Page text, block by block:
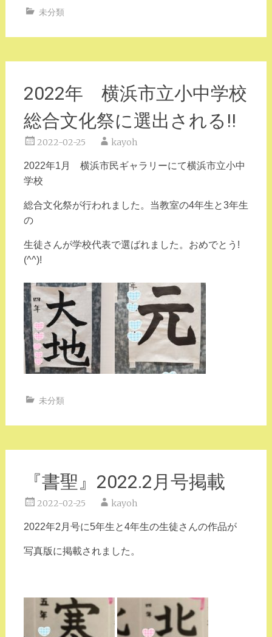
未分類
2022年 横浜市立小中学校
総合文化祭に選出される!!
2022-02-25 kayoh
2022年1月 横浜市民ギャラリーにて横浜市立小中
学校
総合文化祭が行われました。当教室の4年生と3年生
の
生徒さんが学校代表で選ばれました。おめでとう!
(^^)!
未分類
『書聖』2022.2月号掲載
2022-02-25 kayoh
2022年2月号に5年生と4年生の生徒さんの作品が
写真版に掲載されました。